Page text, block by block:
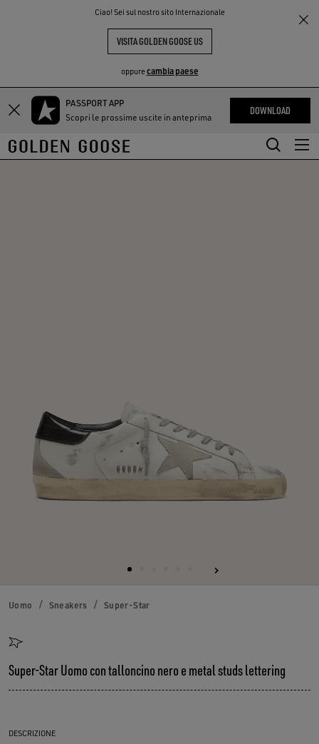
Ciao! Sei sul nostro sito Internazionale
VISITA GOLDEN GOOSE US
oppurecambia paese
Vai
contenuto
principale
Vai
contenuto
del
PASSPORT APP
Scopri le prossime uscite in anteprima
DOWNLOAD
THE
COMMUNITY
Uomo Sneakers Super-Star
Super-Star Uomo con talloncino nero e metal studs lettering
DESCRIZIONE